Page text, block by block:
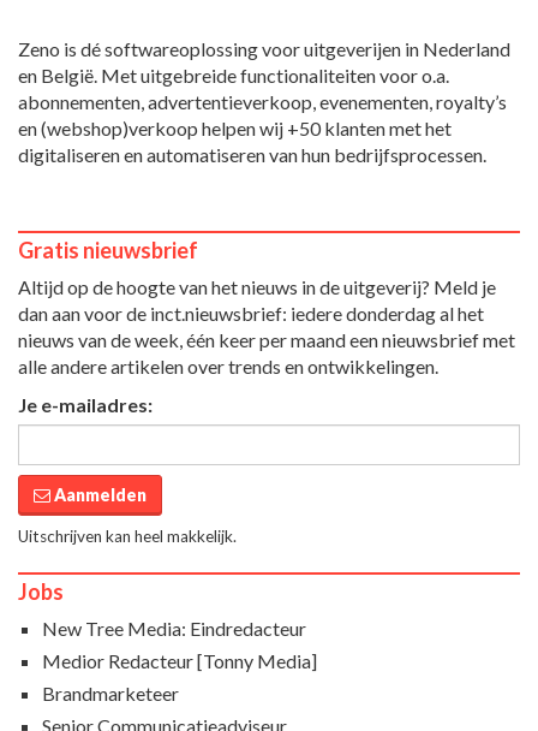
Zeno is dé softwareoplossing voor uitgeverijen in Nederland
en België. Met uitgebreide functionaliteiten voor o.a.
abonnementen, advertentieverkoop, evenementen, royalty’s
en (webshop)verkoop helpen wij +50 klanten met het
digitaliseren en automatiseren van hun bedrijfsprocessen.
Gratis nieuwsbrief
Altijd op de hoogte van het nieuws in de uitgeverij? Meld je
dan aan voor de inct.nieuwsbrief: iedere donderdag al het
nieuws van de week, één keer per maand een nieuwsbrief met
alle andere artikelen over trends en ontwikkelingen.
Je e-mailadres:
Aanmelden
Uitschrijven kan heel makkelijk.
Jobs
New Tree Media: Eindredacteur
Medior Redacteur [Tonny Media]
Brandmarketeer
Senior Communicatieadviseur